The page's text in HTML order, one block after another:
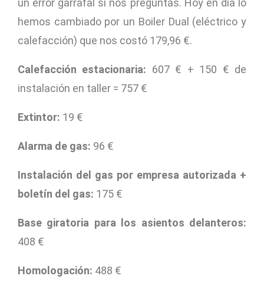
un error garrafal si nos preguntas. Hoy en día lo
hemos cambiado por un Boiler Dual (eléctrico y
calefacción) que nos costó 179,96 €.
Calefacción estacionaria: 607 € + 150 € de
instalación en taller = 757 €
Extintor: 19 €
Alarma de gas: 96 €
Instalación del gas por empresa autorizada +
boletín del gas: 175 €
Base giratoria para los asientos delanteros:
408 €
Homologación: 488 €